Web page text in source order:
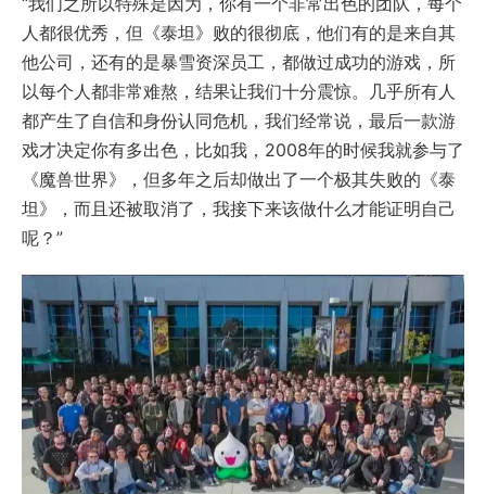
人都很优秀，但《泰坦》败的很彻底，他们有的是来自其
他公司，还有的是暴雪资深员工，都做过成功的游戏，所
以每个人都非常难熬，结果让我们十分震惊。几乎所有人
都产生了自信和身份认同危机，我们经常说，最后一款游
戏才决定你有多出色，比如我，2008年的时候我就参与了
《魔兽世界》，但多年之后却做出了一个极其失败的《泰
坦》，而且还被取消了，我接下来该做什么才能证明自己
呢？”